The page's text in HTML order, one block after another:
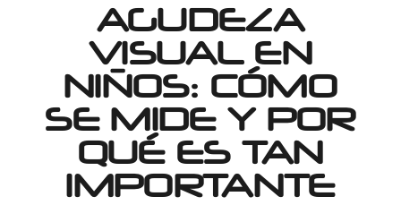
AGUDEZA
VISUAL EN
NIÑOS: CÓMO
SE MIDE Y POR
QUÉ ES TAN
IMPORTANTE